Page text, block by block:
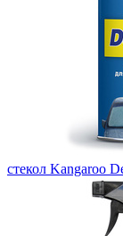
стекол Kangaroo